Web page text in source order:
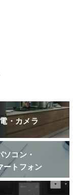
・カメラ
ソコン・
ートフォン